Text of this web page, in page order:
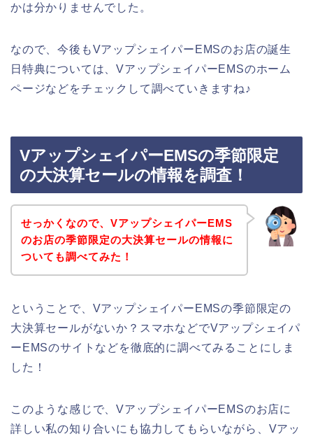
かは分かりませんでした。
なので、今後もVアップシェイパーEMSのお店の誕生
日特典については、VアップシェイパーEMSのホーム
ページなどをチェックして調べていきますね♪
VアップシェイパーEMSの季節限定
の大決算セールの情報を調査！
せっかくなので、VアップシェイパーEMS
のお店の季節限定の大決算セールの情報に
ついても調べてみた！
ということで、VアップシェイパーEMSの季節限定の
大決算セールがないか？スマホなどでVアップシェイパ
ーEMSのサイトなどを徹底的に調べてみることにしま
した！
このような感じで、VアップシェイパーEMSのお店に
詳しい私の知り合いにも協力してもらいながら、Vアッ